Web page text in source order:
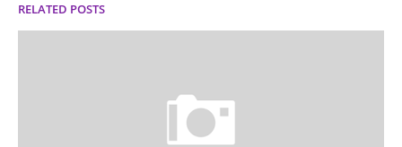
RELATED POSTS